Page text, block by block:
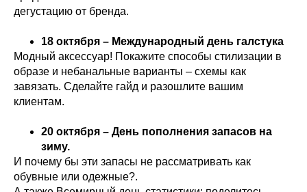
дегустацию от бренда.
18 октября – Международный день галстука
Модный аксессуар! Покажите способы стилизации в
образе и небанальные варианты – схемы как
завязать. Сделайте гайд и разошлите вашим
клиентам.
20 октября – День пополнения запасов на
зиму.
И почему бы эти запасы не рассматривать как
обувные или одежные?.